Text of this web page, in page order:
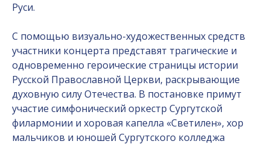
Руси.
С помощью визуально-художественных средств
участники концерта представят трагические и
одновременно героические страницы истории
Русской Православной Церкви, раскрывающие
духовную силу Отечества. В постановке примут
участие симфонический оркестр Сургутской
филармонии и хоровая капелла «Светилен», хор
мальчиков и юношей Сургутского колледжа